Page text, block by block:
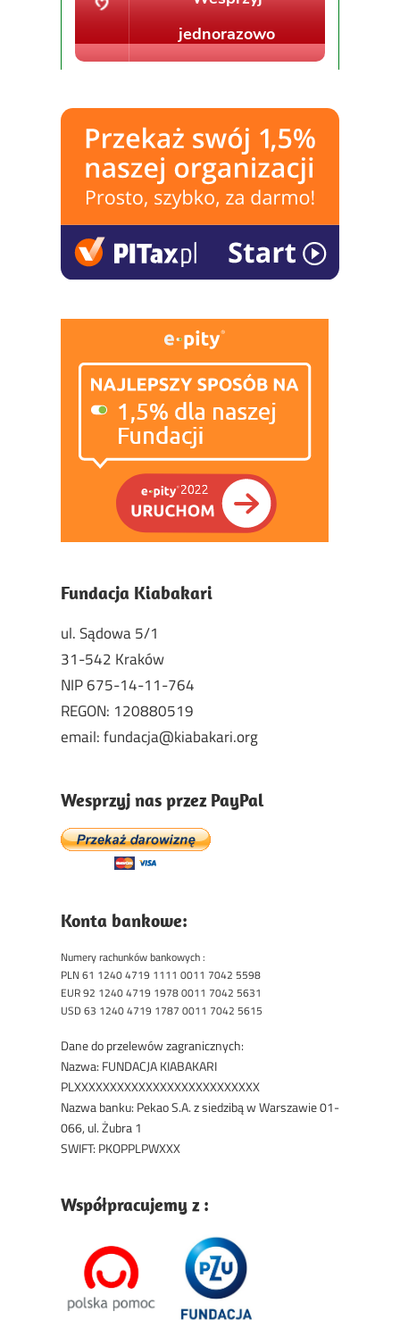
Fundacja Kiabakari
ul. Sądowa 5/1
31-542 Kraków
NIP 675-14-11-764
REGON: 120880519
email: fundacja@kiabakari.org
Wesprzyj nas przez PayPal
Konta bankowe:
Numery rachunków bankowych :
PLN 61 1240 4719 1111 0011 7042 5598
EUR 92 1240 4719 1978 0011 7042 5631
USD 63 1240 4719 1787 0011 7042 5615
Dane do przelewów zagranicznych:
Nazwa: FUNDACJA KIABAKARI
PLXXXXXXXXXXXXXXXXXXXXXXXXXX
Nazwa banku: Pekao S.A. z siedzibą w Warszawie 01-
066, ul. Żubra 1
SWIFT: PKOPPLPWXXX
Współpracujemy z :